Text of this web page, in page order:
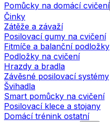
Pomůcky na domácí cvičení
Činky
Zátěže a závaží
Posilovací gumy na cvičení
Fitmíče a balanční podložky
Podložky na cvičení
Hrazdy a bradla
Závěsné posilovací systémy
Švihadla
Smart pomůcky na cvičení
Posilovací klece a stojany
Domácí trénink ostatní